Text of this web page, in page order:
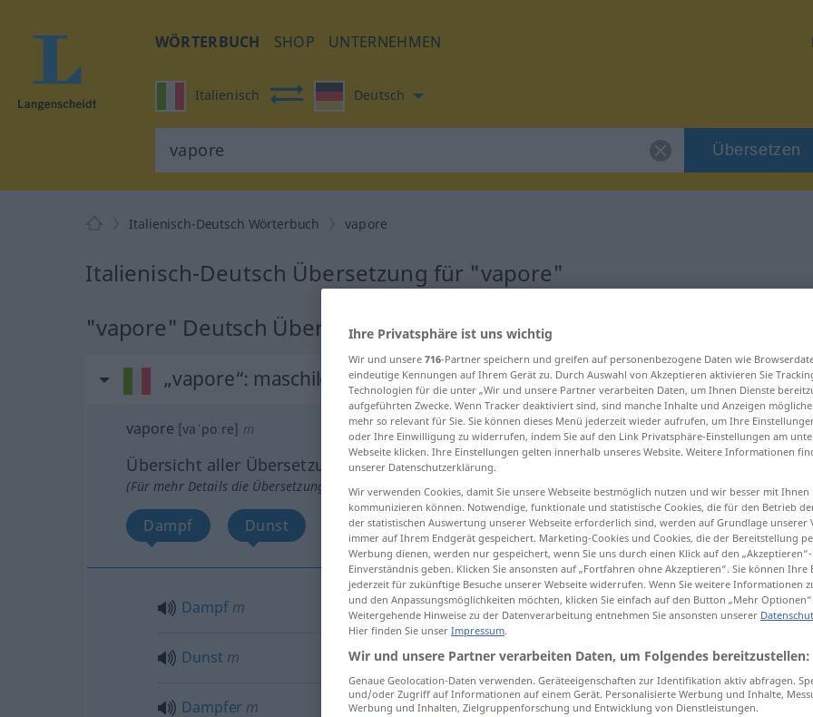
WÖRTERBUCH SHOP UNTERNEHMEN
Italienisch Deutsch
Übersetzen
Italienisch-Deutsch Wörterbuch vapore
Italienisch-Deutsch Übersetzung für "vapore"
"vapore" Deutsch Übersetzung
„vapore“: maschile
vapore [vaˈpoːre] m
Übersicht aller Übersetzungen
(Für mehr Details die Übersetzung anklicken/antippen)
Dampf Dunst Dampfer Weitere Beispiele...
Dampfm vapore
Dunst m vaporenebbiolina
Dampfer m vapore piroscafo
Ihre Privatsphäre ist uns wichtig
Wir und unsere 716-Partner speichern und greifen auf personenbezogene Daten wie
eindeutige Kennungen auf Ihrem Gerät zu. Durch Auswahl von Akzeptieren aktivieren Sie
Technologien für die unter „Wir und unsere Partner verarbeiten Daten, um Ihnen Dienste
aufgeführten Zwecke. Wenn Tracker deaktiviert sind, sind manche Inhalte und Anzeigen
mehr so relevant für Sie. Sie können dieses Menü jederzeit wieder aufrufen, um Ihre
oder Ihre Einwilligung zu widerrufen, indem Sie auf den Link Privatsphäre-Einstellungen am
Webseite klicken. Ihre Einstellungen gelten innerhalb unseres Website. Weitere Informationen
unserer Datenschutzerklärung.
Wir verwenden Cookies, damit Sie unsere Webseite bestmöglich nutzen und wir besser mit Ihnen
kommunizieren können. Notwendige, funktionale und statistische Cookies, die für den Betrieb
der statistischen Auswertung unserer Webseite erforderlich sind, werden auf Grundlage unserer
immer auf Ihrem Endgerät gespeichert. Marketing-Cookies und Cookies, die der Bereitstellung
Werbung dienen, werden nur gespeichert, wenn Sie uns durch einen Klick auf den
Einverständnis geben. Klicken Sie ansonsten auf „Fortfahren ohne Akzeptieren“. Sie können Ihre
jederzeit für zukünftige Besuche unserer Webseite widerrufen. Wenn Sie weitere Informationen
und den Anpassungsmöglichkeiten möchten, klicken Sie einfach auf den Button „Mehr Optionen“.
Weitergehende Hinweise zu der Datenverarbeitung entnehmen Sie ansonsten unserer
Hier finden Sie unser Impressum.
Wir und unsere Partner verarbeiten Daten, um Folgendes bereitzustellen:
Genaue Geolocation-Daten verwenden. Geräteeigenschaften zur Identifikation aktiv abfragen.
und/oder Zugriff auf Informationen auf einem Gerät. Personalisierte Werbung und Inhalte,
Werbung und Inhalten, Zielgruppenforschung und Entwicklung von Dienstleistungen.